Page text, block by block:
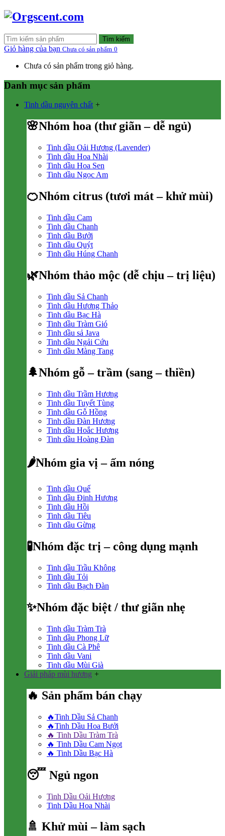
Tìm kiếm
Giỏ hàng của bạn Chưa có sản phẩm 0
Chưa có sản phẩm trong giỏ hàng.
Danh mục sản phẩm
Tinh dầu nguyên chất +
🌸Nhóm hoa (thư giãn – dễ ngủ)
Tinh dầu Oải Hương (Lavender)
Tinh dầu Hoa Nhài
Tinh dầu Hoa Sen
Tinh dầu Ngọc Am
🍊Nhóm citrus (tươi mát – khử mùi)
Tinh dầu Cam
Tinh dầu Chanh
Tinh dầu Bưởi
Tinh dầu Quýt
Tinh dầu Húng Chanh
🌿Nhóm thảo mộc (dễ chịu – trị liệu)
Tinh dầu Sả Chanh
Tinh dầu Hương Thảo
Tinh dầu Bạc Hà
Tinh dầu Tràm Gió
Tinh dầu sả Java
Tinh dầu Ngải Cứu
Tinh dầu Màng Tang
🌲Nhóm gỗ – trầm (sang – thiền)
Tinh dầu Trầm Hương
Tinh dầu Tuyết Tùng
Tinh dầu Gỗ Hồng
Tinh dầu Đàn Hương
Tinh dầu Hoắc Hương
Tinh dầu Hoàng Đàn
🌶Nhóm gia vị – ấm nóng
Tinh dầu Quế
Tinh dầu Đinh Hương
Tinh dầu Hồi
Tinh dầu Tiêu
Tinh dầu Gừng
🧪Nhóm đặc trị – công dụng mạnh
Tinh dầu Trầu Không
Tinh dầu Tỏi
Tinh dầu Bạch Đàn
✨Nhóm đặc biệt / thư giãn nhẹ
Tinh dầu Tràm Trà
Tinh dầu Phong Lữ
Tinh dầu Cà Phê
Tinh dầu Vani
Tinh dầu Mùi Già
Giải pháp mùi hương +
🔥 Sản phẩm bán chạy
🔥Tinh Dầu Sả Chanh
🔥Tinh Dầu Hoa Bưởi
🔥 Tinh Dầu Tràm Trà
🔥 Tinh Dầu Cam Ngọt
🔥 Tinh Dầu Bạc Hà
😴 Ngủ ngon
Tinh Dầu Oải Hương
Tinh Dầu Hoa Nhài
🚿 Khử mùi – làm sạch